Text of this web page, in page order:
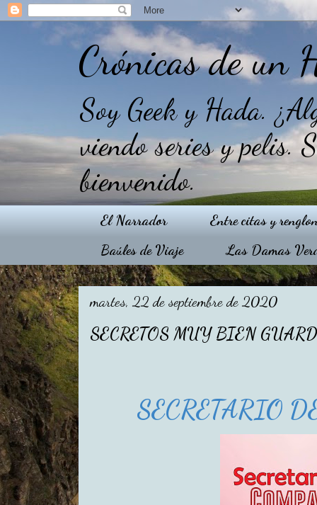
Crónicas de un
Soy Geek y Hada.
viendo series y pelis.
bienvenido.
El Narrador
Entre citas y
Baúles de Viaje
Las Damas
martes, 22 de septiembre de 2020
SECRETOS MUY BIEN
SECRETARIO